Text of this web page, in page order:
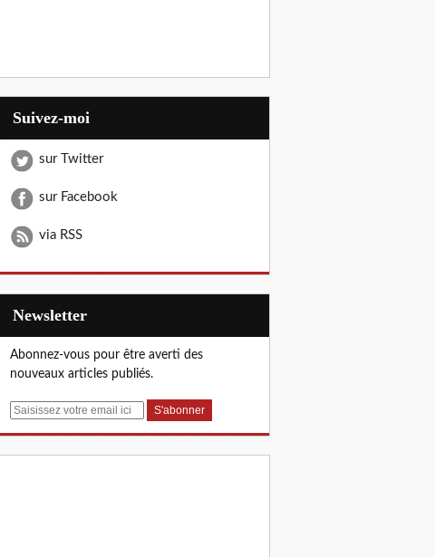
Suivez-moi
sur Twitter
sur Facebook
via RSS
Newsletter
Abonnez-vous pour être averti des
nouveaux articles publiés.
E